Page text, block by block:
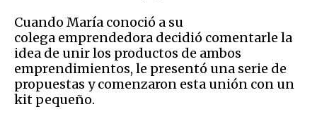
Cuando María conoció a su
colega emprendedora decidió comentarle la
idea de unir los productos de ambos
emprendimientos, le presentó una serie de
propuestas y comenzaron esta unión con un
kit pequeño.